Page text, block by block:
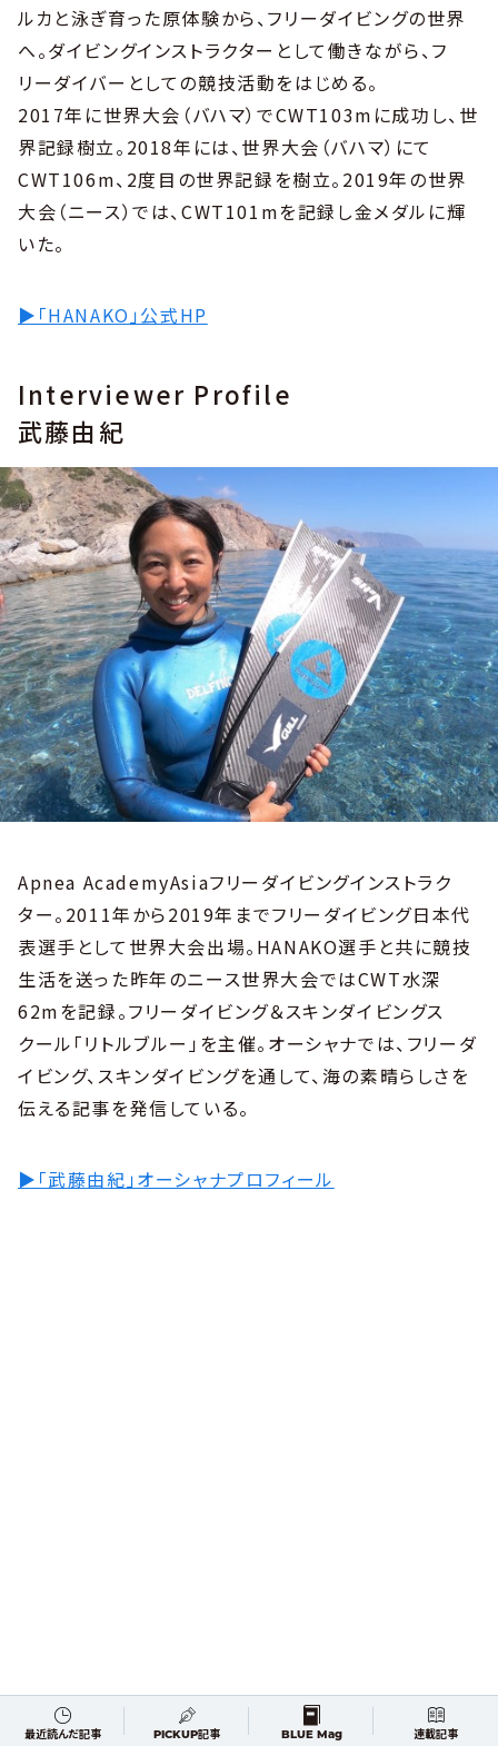
ルカと泳ぎ育った原体験から、フリーダイビングの世界
へ。ダイビングインストラクターとして働きながら、フ
リーダイバーとしての競技活動をはじめる。
2017年に世界大会（バハマ）でCWT103mに成功し、世
界記録樹立。2018年には、世界大会（バハマ）にて
CWT106m、2度目の世界記録を樹立。2019年の世界
大会（ニース）では、CWT101mを記録し金メダルに輝
いた。
▶︎「HANAKO」公式HP
Interviewer Profile
武藤由紀
Apnea AcademyAsiaフリーダイビングインストラク
ター。2011年から2019年までフリーダイビング日本代
表選手として世界大会出場。HANAKO選手と共に競技
生活を送った昨年のニース世界大会ではCWT水深
62mを記録。フリーダイビング＆スキンダイビングス
クール「リトルブルー」を主催。オーシャナでは、フリーダ
イビング、スキンダイビングを通して、海の素晴らしさを
伝える記事を発信している。
▶︎「武藤由紀」オーシャナプロフィール
最近読んだ記事 PICKUP記事 BLUE Mag 連載記事